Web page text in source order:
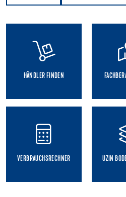
HÄNDLER FINDEN
VERBRAUCHSRECHNER UZIN